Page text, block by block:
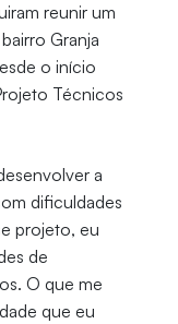
reunir um
Granja
o início
Técnicos
a
dificuldades
projeto, eu
de
O que me
que eu